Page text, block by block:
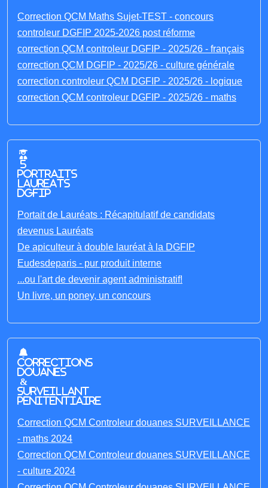
Correction QCM Maths Sujet-TEST - concours
controleur DGFIP 2025-2026 post réforme
correction QCM controleur DGFIP - 2025/26 - français
correction QCM DGFIP - 2025/26 - culture générale
correction controleur QCM DGFIP - 2025/26 - logique
correction QCM controleur DGFIP - 2025/26 - maths
5
portraits
laureats
DGFIP
Portait de Lauréats : Récapitulatif de candidats
devenus Lauréats
De apiculteur à double lauréat à la DGFIP
Eudesdeparis - pur produit interne
...ou l'art de devenir agent administratif!
Un livre, un poney, un concours
Corrections
Douanes
&
Surveillant
penitentiaire
Correction QCM Controleur douanes SURVEILLANCE
- maths 2024
Correction QCM Controleur douanes SURVEILLANCE
- culture 2024